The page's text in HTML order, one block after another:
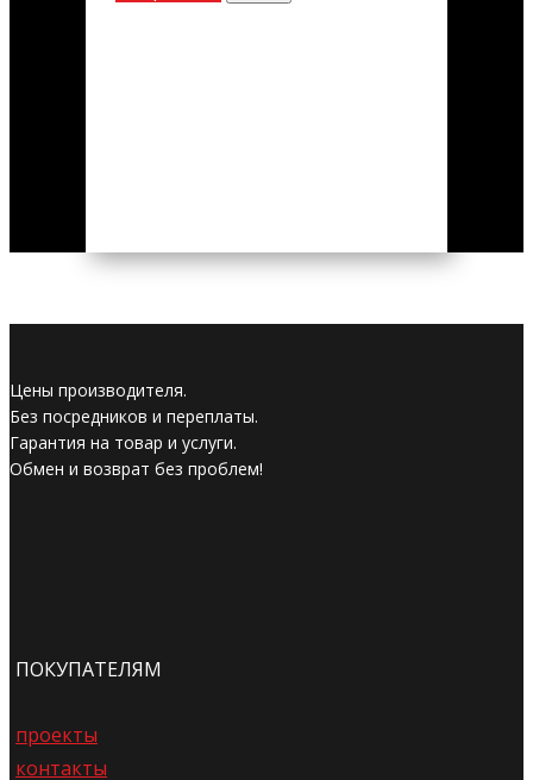
Цены производителя.
Без посредников и переплаты.
Гарантия на товар и услуги.
Обмен и возврат без проблем!
ПОКУПАТЕЛЯМ
проекты
контакты